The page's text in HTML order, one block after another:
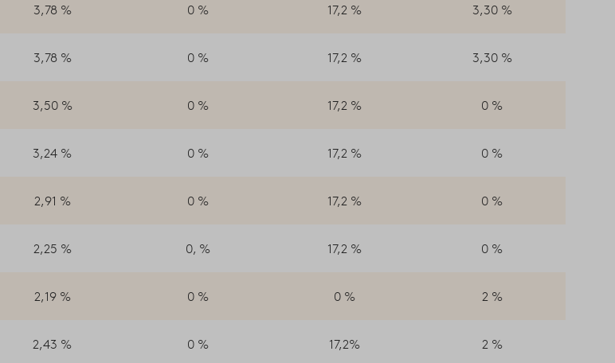
3,78 % 0 % 17,2 % 3,30 %
3,78 % 0 % 17,2 % 3,30 %
3,50 % 0 % 17,2 % 0 %
3,24 % 0 % 17,2 % 0 %
2,91 % 0 % 17,2 % 0 %
2,25 % 0, % 17,2 % 0 %
2,19 % 0 % 0 % 2 %
2,43 % 0 % 17,2% 2 %